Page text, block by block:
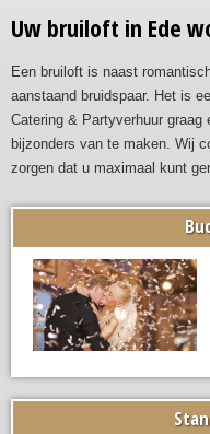
Uw bruiloft in Ede
Een bruiloft is naast
aanstaand bruidspaar. Het is
Catering & Partyverhuur
bijzonders van te maken. Wij
zorgen dat u maximaal kunt